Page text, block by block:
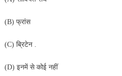
(B) फ्रांस
(C) ब्रिटेन .
(D) इनमें से कोई नहीं